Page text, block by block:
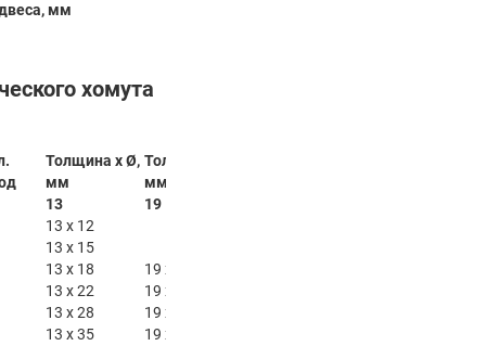
мм
хомута
Толщина x Ø,
мм
Толщина x Ø,
мм
13 19
13 x 12
13 x 15
13 x 18 19 x 18
13 x 22 19 x 22
13 x 28 19 x 28
13 x 35 19 x 35